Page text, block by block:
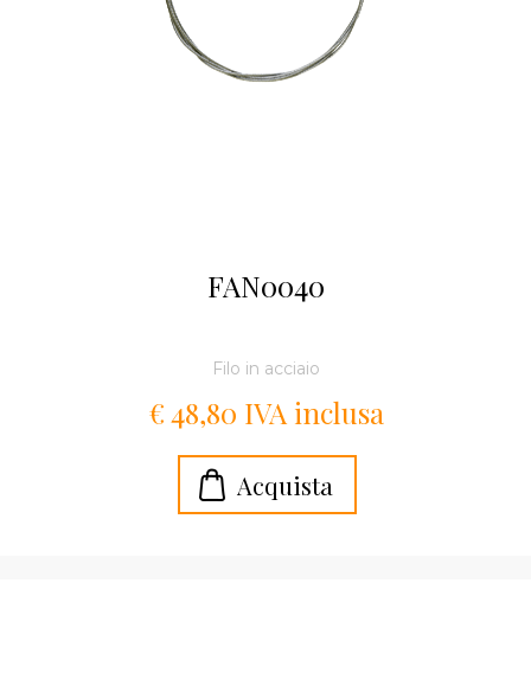
FAN0040
Filo in acciaio
€ 48,80 IVA inclusa